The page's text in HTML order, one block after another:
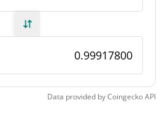
868,553 CKUSDT
868,553 CKUSDT
0 CKUSDT
Data provided byCoingeckoAPI